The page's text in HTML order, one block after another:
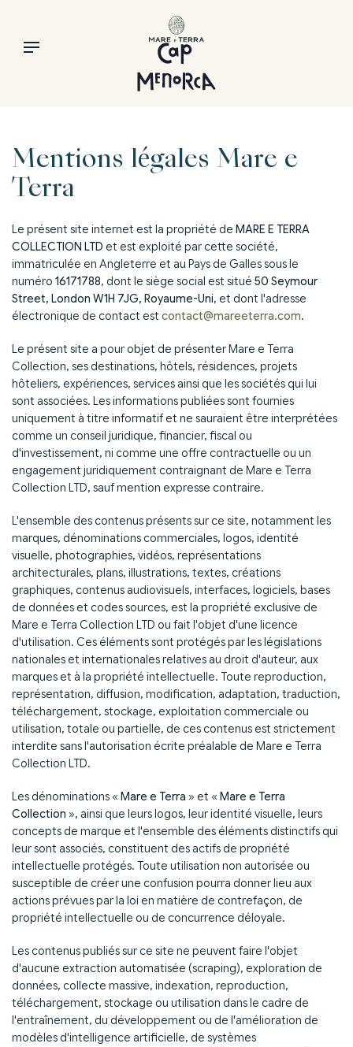
Mentions légales Mare e
Terra
Le présent site internet est la propriété de MARE E TERRA
COLLECTION LTD et est exploité par cette société,
immatriculée en Angleterre et au Pays de Galles sous le
numéro 16171788, dont le siège social est situé 50 Seymour
Street, London W1H 7JG, Royaume-Uni, et dont l'adresse
électronique de contact est contact@mareeterra.com.
Le présent site a pour objet de présenter Mare e Terra
Collection, ses destinations, hôtels, résidences, projets
hôteliers, expériences, services ainsi que les sociétés qui lui
sont associées. Les informations publiées sont fournies
uniquement à titre informatif et ne sauraient être interprétées
comme un conseil juridique, financier, fiscal ou
d'investissement, ni comme une offre contractuelle ou un
engagement juridiquement contraignant de Mare e Terra
Collection LTD, sauf mention expresse contraire.
L'ensemble des contenus présents sur ce site, notamment les
marques, dénominations commerciales, logos, identité
visuelle, photographies, vidéos, représentations
architecturales, plans, illustrations, textes, créations
graphiques, contenus audiovisuels, interfaces, logiciels, bases
de données et codes sources, est la propriété exclusive de
Mare e Terra Collection LTD ou fait l'objet d'une licence
d'utilisation. Ces éléments sont protégés par les législations
nationales et internationales relatives au droit d'auteur, aux
marques et à la propriété intellectuelle. Toute reproduction,
représentation, diffusion, modification, adaptation, traduction,
téléchargement, stockage, exploitation commerciale ou
utilisation, totale ou partielle, de ces contenus est strictement
interdite sans l'autorisation écrite préalable de Mare e Terra
Collection LTD.
Les dénominations « Mare e Terra » et « Mare e Terra
Collection », ainsi que leurs logos, leur identité visuelle, leurs
concepts de marque et l'ensemble des éléments distinctifs qui
leur sont associés, constituent des actifs de propriété
intellectuelle protégés. Toute utilisation non autorisée ou
susceptible de créer une confusion pourra donner lieu aux
actions prévues par la loi en matière de contrefaçon, de
propriété intellectuelle ou de concurrence déloyale.
Les contenus publiés sur ce site ne peuvent faire l'objet
d'aucune extraction automatisée (scraping), exploration de
données, collecte massive, indexation, reproduction,
téléchargement, stockage ou utilisation dans le cadre de
l'entraînement, du développement ou de l'amélioration de
modèles d'intelligence artificielle, de systèmes